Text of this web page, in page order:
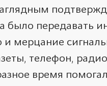
было передавать
мерцание
телефон,
время